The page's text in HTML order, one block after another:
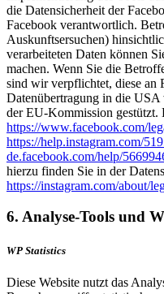
die Datensicherheit der
Facebook verantwortlich.
Auskunftsersuchen)
verarbeiteten Daten können
machen. Wenn Sie die
sind wir verpflichtet, diese an
Datenübertragung in die USA
der EU-Kommission gestützt.
https://www.facebook.com/
https://help.instagram.com/
de.facebook.com/help/
hierzu finden Sie in der
https://instagram.com/about/
6. Analyse-Tools und
WP Statistics
Diese Website nutzt das